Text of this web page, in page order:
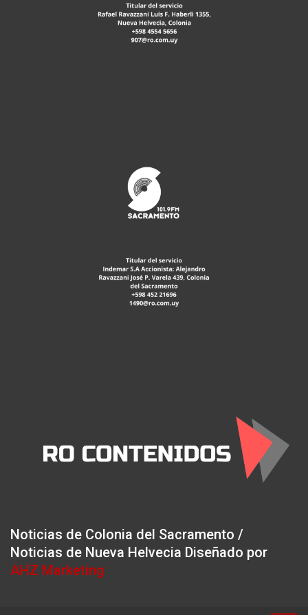
Noticias de Colonia del Sacramento /
Noticias de Nueva Helvecia Diseñado por
AHZ Marketing